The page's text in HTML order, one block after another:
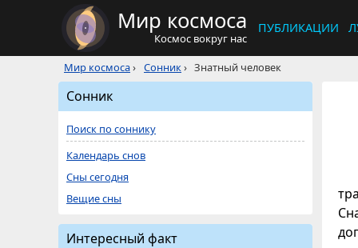
Мир космоса
Космос вокруг нас
ПУБЛИКАЦИИ
Мир космоса› Сонник› Знатный человек
Сонник
Поиск по соннику
Календарь снов
Сны сегодня
Вещие сны
Интересный факт